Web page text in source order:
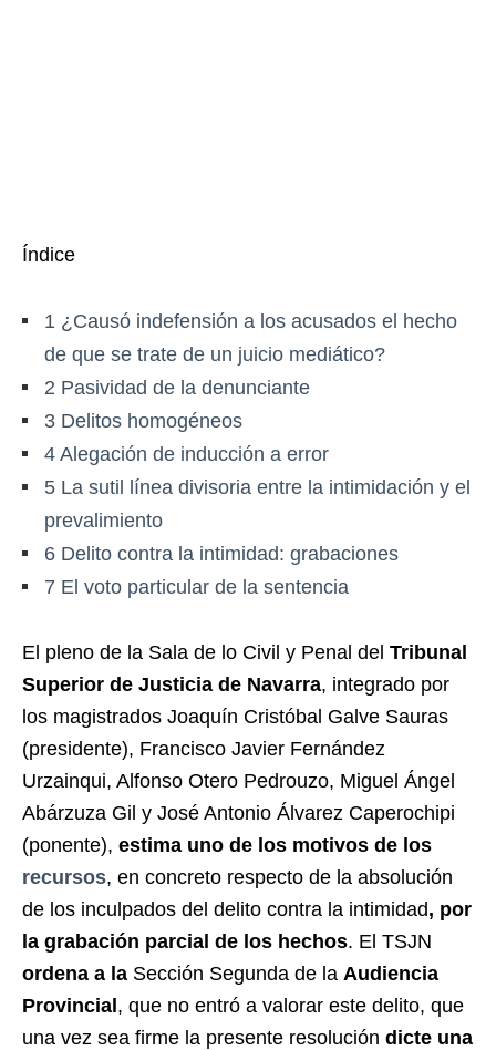
Índice
1 ¿Causó indefensión a los acusados el hecho
de que se trate de un juicio mediático?
2 Pasividad de la denunciante
3 Delitos homogéneos
4 Alegación de inducción a error
5 La sutil línea divisoria entre la intimidación y el
prevalimiento
6 Delito contra la intimidad: grabaciones
7 El voto particular de la sentencia
El pleno de la Sala de lo Civil y Penal del Tribunal
Superior de Justicia de Navarra, integrado por
los magistrados Joaquín Cristóbal Galve Sauras
(presidente), Francisco Javier Fernández
Urzainqui, Alfonso Otero Pedrouzo, Miguel Ángel
Abárzuza Gil y José Antonio Álvarez Caperochipi
(ponente), estima uno de los motivos de los
recursos, en concreto respecto de la absolución
de los inculpados del delito contra la intimidad, por
la grabación parcial de los hechos. El TSJN
ordena a la Sección Segunda de la Audiencia
Provincial , que no entró a valorar este delito, que
una vez sea firme la presente resolución dicte una